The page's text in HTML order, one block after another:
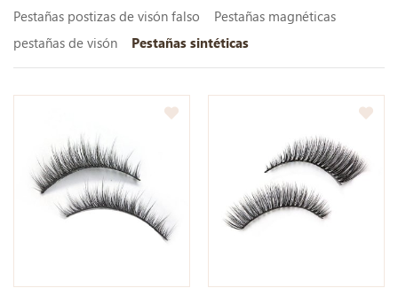
Pestañas postizas de visón falso
Pestañas magnéticas
pestañas de visón
Pestañas sintéticas